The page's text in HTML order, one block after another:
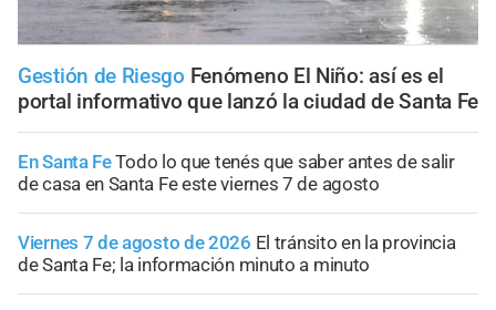
Gestión de Riesgo Fenómeno El Niño: así es el
portal informativo que lanzó la ciudad de Santa Fe
En Santa FeTodo lo que tenés que saber antes de salir
de casa en Santa Fe este viernes 7 de agosto
Viernes 7 de agosto de 2026 El tránsito en la provincia
de Santa Fe; la información minuto a minuto